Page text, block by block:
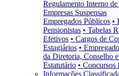
Regulamento Interno
Empresas Suspensas
Empregados Públicos •
Pensionistas • Tabelas
Efetivos • Cargos de
Estagiários •
da Diretoria, Conselho
Estatutário • Concursos
Informações